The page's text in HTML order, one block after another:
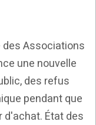
des Associations
une nouvelle
des refus
pendant que
d'achat. État des